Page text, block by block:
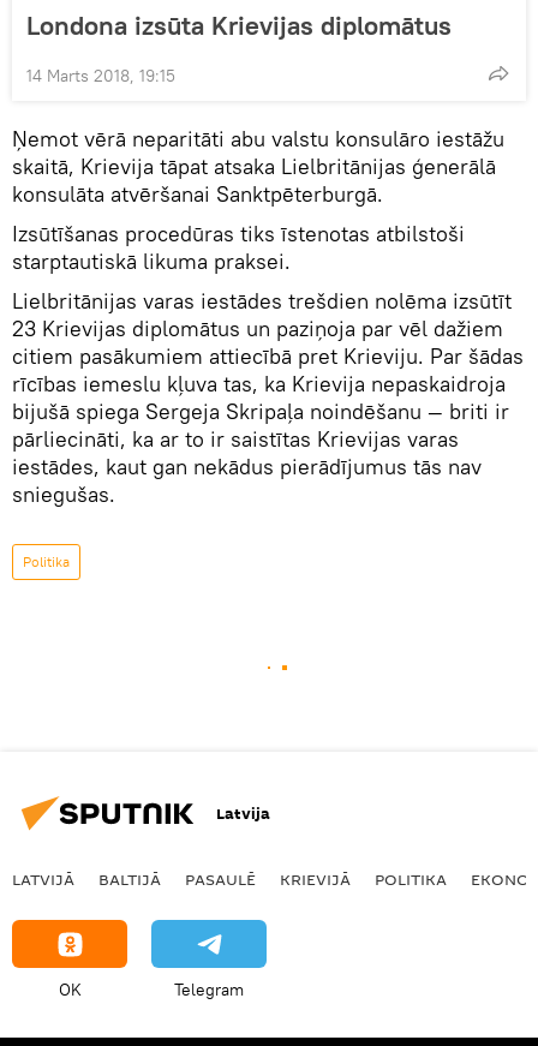
Londona izsūta Krievijas diplomātus
14 Marts 2018, 19:15
Ņemot vērā neparitāti abu valstu konsulāro iestāžu
skaitā, Krievija tāpat atsaka Lielbritānijas ģenerālā
konsulāta atvēršanai Sanktpēterburgā.
Izsūtīšanas procedūras tiks īstenotas atbilstoši
starptautiskā likuma praksei.
Lielbritānijas varas iestādes trešdien nolēma izsūtīt
23 Krievijas diplomātus un paziņoja par vēl dažiem
citiem pasākumiem attiecībā pret Krieviju. Par šādas
rīcības iemeslu kļuva tas, ka Krievija nepaskaidroja
bijušā spiega Sergeja Skripaļa noindēšanu — briti ir
pārliecināti, ka ar to ir saistītas Krievijas varas
iestādes, kaut gan nekādus pierādījumus tās nav
sniegušas.
Politika
Latvija
LATVIJĀ BALTIJĀ PASAULĒ KRIEVIJĀ POLITIKA
OK Telegram